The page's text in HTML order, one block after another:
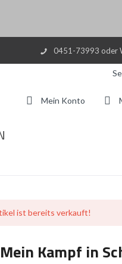
0451-73993 oder
Mein Konto
ist bereits verkauft!
Kampf in